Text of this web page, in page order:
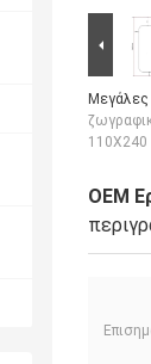
Μεγάλες
110X240
OEM